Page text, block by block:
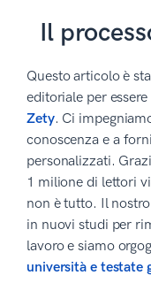
Il
Questo articolo è
editoriale per
Zety. Ci
conoscenza e a
personalizzati.
1 milione di lettori
non è tutto. Il
in nuovi studi per
lavoro e siamo
università e testate